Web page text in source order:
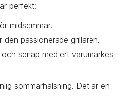
perfekt:
midsommar.
passionerade grillaren.
senap med ert varumärkes
sommarhälsning. Det är en